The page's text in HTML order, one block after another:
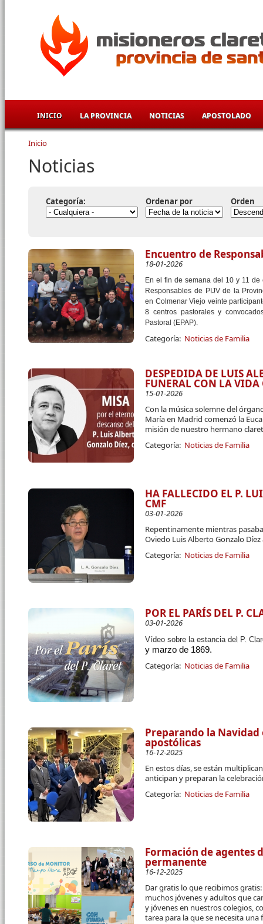
INICIO LA PROVINCIA NOTICIAS APOSTOLADO
Se encuentra usted aquí
Inicio
Noticias
Categoría: Ordenar por Orden
Encuentro de
18-01-2026
En el fin de semana del 10 y 11
Responsables de PIJV de la
en Colmenar Viejo veinte
8 centros pastorales y
Pastoral (EPAP).
Categoría: Noticias de Familia
DESPEDIDA DE LUIS
FUNERAL CON LA VIDA
15-01-2026
Con la música solemne del
María en Madrid comenzó la
misión de nuestro hermano
Categoría: Noticias de Familia
HA FALLECIDO EL P.
CMF
03-01-2026
Repentinamente mientras
Oviedo Luis Alberto Gonzalo
Categoría: Noticias de Familia
POR EL PARÍS DEL P.
03-01-2026
Vídeo sobre la estancia del P.
y marzo de 1869.
Categoría: Noticias de Familia
Preparando la
apostólicas
16-12-2025
En estos días, se están
anticipan y preparan la
Categoría: Noticias de Familia
Formación de agentes
permanente
16-12-2025
Dar gratis lo que recibimos
muchos jóvenes y adultos que
y jóvenes en nuestros colegios,
tarea para la que se necesita una